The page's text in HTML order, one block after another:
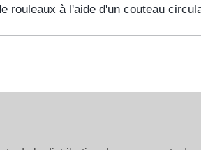
rouleaux à l'aide d'un couteau